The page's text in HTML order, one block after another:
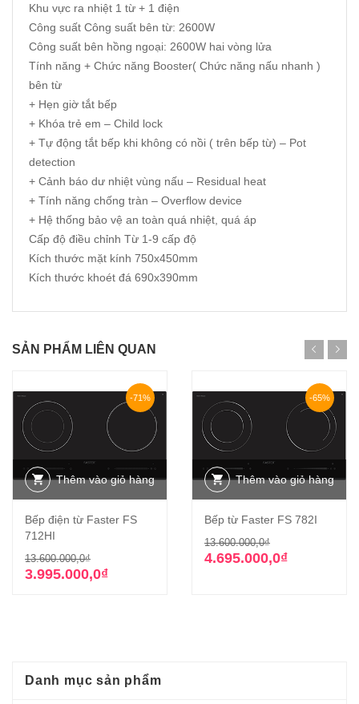
Khu vực ra nhiệt 1 từ + 1 điện
Công suất Công suất bên từ: 2600W
Công suất bên hồng ngoại: 2600W hai vòng lửa
Tính năng + Chức năng Booster( Chức năng nấu nhanh )
bên từ
+ Hẹn giờ tắt bếp
+ Khóa trẻ em – Child lock
+ Tự động tắt bếp khi không có nồi ( trên bếp từ) – Pot
detection
+ Cảnh báo dư nhiệt vùng nấu – Residual heat
+ Tính năng chống tràn – Overflow device
+ Hệ thống bảo vệ an toàn quá nhiệt, quá áp
Cấp độ điều chỉnh Từ 1-9 cấp độ
Kích thước mặt kính 750x450mm
Kích thước khoét đá 690x390mm
SẢN PHẨM LIÊN QUAN
-71%
Thêm vào giỏ hàng
Bếp điện từ Faster FS
712HI
13.600.000,0₫Giá
gốc
3.995.000,0₫
Giá
hiện
-65%
Thêm vào giỏ hàng
Bếp từ Faster FS 782I
13.600.000,0₫Giá
gốc
4.695.000,0₫
Giá
hiện
Danh mục sản phẩm